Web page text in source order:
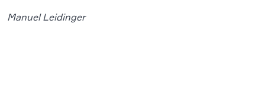
Manuel Leidinger